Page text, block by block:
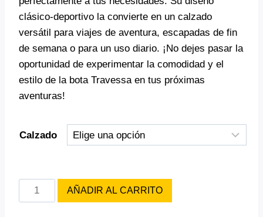
clásico-deportivo la convierte en un calzado
versátil para viajes de aventura, escapadas de fin
de semana o para un uso diario. ¡No dejes pasar la
oportunidad de experimentar la comodidad y el
estilo de la bota Travessa en tus próximas
aventuras!
Calzado
BOTAS
BESTARD
AÑADIR AL CARRITO